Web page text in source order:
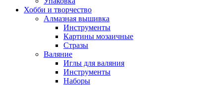
Хобби и творчество
Алмазная вышивка
Инструменты
Картины мозаичные
Стразы
Валяние
Иглы для валяния
Инструменты
Наборы